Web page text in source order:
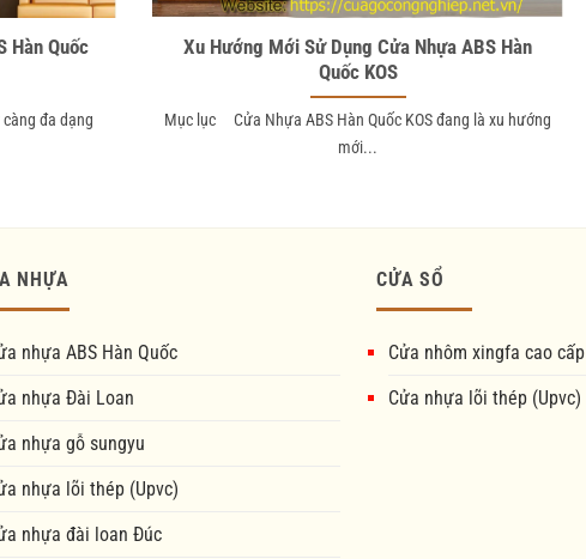
Hàn Quốc
đa dạng
Xu Hướng Mới Sử Dụng Cửa Nhựa ABS Hàn
Quốc KOS
Mục lục Cửa Nhựa ABS Hàn Quốc KOS đang là xu hướng
mới...
NHỰA
nhựa ABS Hàn Quốc
nhựa Đài Loan
nhựa gỗ sungyu
nhựa lõi thép (Upvc)
nhựa đài loan Đúc
CỬA SỔ
Cửa nhôm xingfa cao cấp
Cửa nhựa lõi thép (Upvc)